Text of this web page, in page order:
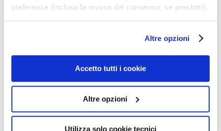
preferenze (inclusa la revoca del consenso, se prestato),
nonché per sapere come trattiamo i dati personali –
l’informativa cookie completa e l’informativa privacy
disponibiliqui. Le ricordiamo che, qualora clicchi su
“Utilizza solo i cookie necessari”, non sarà installato
quelli tecnici. Cliccando su “Accetto tutti i cookie”,
presterà il consenso all’installazione di tutti i cookie
utilizzati dal sito. Cliccando su "Altre opzioni", potrà
scegliere, in modo più granulare, quali cookie
Altre opzioni
Accetto tutti i cookie
Altre opzioni
Utilizza solo cookie tecnici
c
c
a
h
Inserisci la tua città, provincia o CAP